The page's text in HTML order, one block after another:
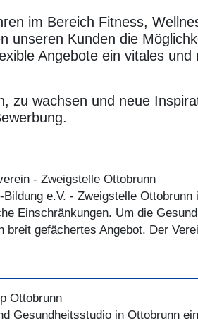
im Bereich Fitness,
unseren Kunden die
Angebote ein vitales und
zu wachsen und neue
- Zweigstelle Ottobrunn
e.V. - Zweigstelle
Einschränkungen. Um die
gefächertes Angebot. Der
Ottobrunn
Gesundheitsstudio in Ottobrunn